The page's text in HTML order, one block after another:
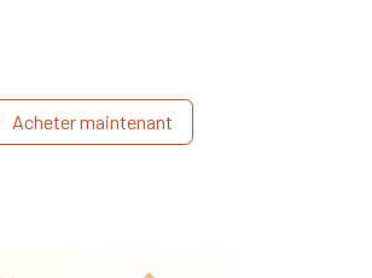
Acheter maintenant